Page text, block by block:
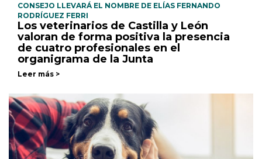
CONSEJO LLEVARÁ EL NOMBRE DE ELÍAS FERNANDO
RODRÍGUEZ FERRI
Los veterinarios de Castilla y León
valoran de forma positiva la presencia
de cuatro profesionales en el
organigrama de la Junta
Leer más >